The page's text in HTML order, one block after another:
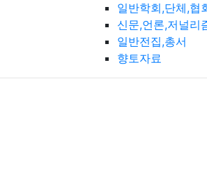
일반학회,단체,협
신문,언론,저널리
일반전집,총서
향토자료